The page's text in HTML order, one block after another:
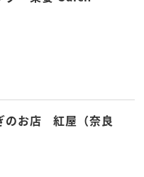
のお店 紅屋（奈良